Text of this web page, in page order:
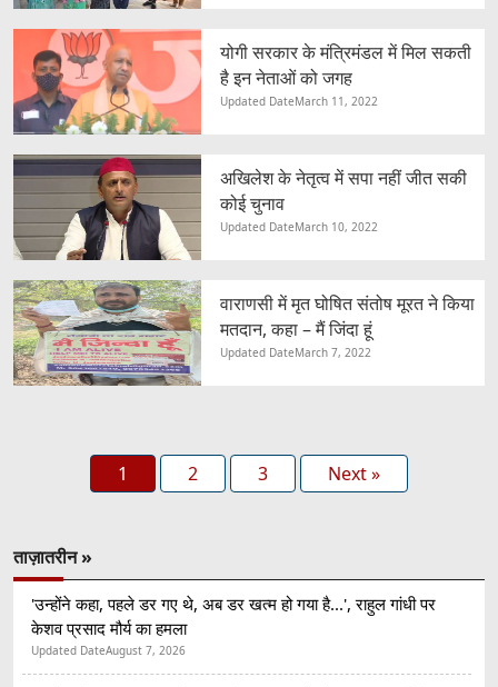
योगी सरकार के मंत्रिमंडल में मिल सकती
है इन नेताओं को जगह
Updated DateMarch 11, 2022
अखिलेश के नेतृत्व में सपा नहीं जीत सकी
कोई चुनाव
Updated DateMarch 10, 2022
वाराणसी में मृत घोषित संतोष मूरत ने किया
मतदान, कहा – मैं जिंदा हूं
Updated DateMarch 7, 2022
1 2 3 Next »
ताज़ातरीन »
'उन्होंने कहा, पहले डर गए थे, अब डर खत्म हो गया है...', राहुल गांधी पर
केशव प्रसाद मौर्य का हमला
Updated DateAugust 7, 2026